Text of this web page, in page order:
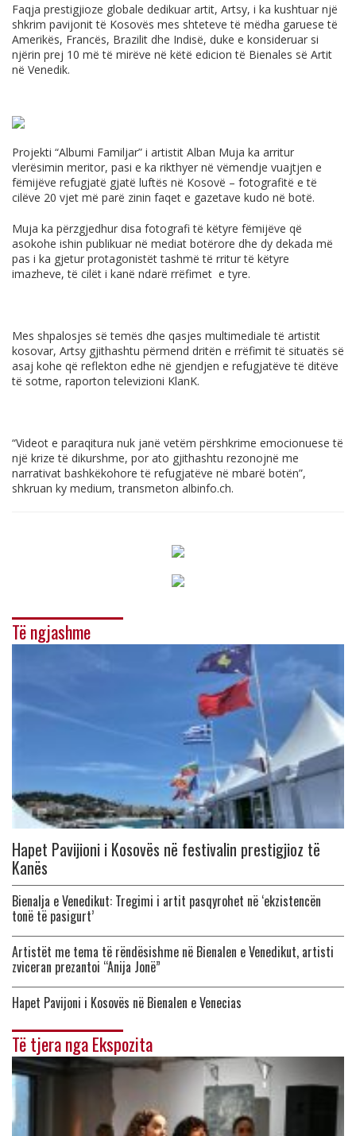
Faqja prestigjioze globale dedikuar artit, Artsy, i ka kushtuar një
shkrim pavijonit të Kosovës mes shteteve të mëdha garuese të
Amerikës, Francës, Brazilit dhe Indisë, duke e konsideruar si
njërin prej 10 më të mirëve në këtë edicion të Bienales së Artit
në Venedik.
Projekti “Albumi Familjar” i artistit Alban Muja ka arritur
vlerësimin meritor, pasi e ka rikthyer në vëmendje vuajtjen e
fëmijëve refugjatë gjatë luftës në Kosovë – fotografitë e të
cilëve 20 vjet më parë zinin faqet e gazetave kudo në botë.
Muja ka përzgjedhur disa fotografi të këtyre fëmijëve që
asokohe ishin publikuar në mediat botërore dhe dy dekada më
pas i ka gjetur protagonistët tashmë të rritur të këtyre
imazheve, të cilët i kanë ndarë rrëfimet e tyre.
Mes shpalosjes së temës dhe qasjes multimediale të artistit
kosovar, Artsy gjithashtu përmend dritën e rrëfimit të situatës së
asaj kohe që reflekton edhe në gjendjen e refugjatëve të ditëve
të sotme, raporton televizioni KlanK.
“Videot e paraqitura nuk janë vetëm përshkrime emocionuese të
një krize të dikurshme, por ato gjithashtu rezonojnë me
narrativat bashkëkohore të refugjatëve në mbarë botën”,
shkruan ky medium, transmeton albinfo.ch.
Të ngjashme
Hapet Pavijioni i Kosovës në festivalin prestigjioz të
Kanës
Bienalja e Venedikut: Tregimi i artit pasqyrohet në ‘ekzistencën
tonë të pasigurt’
Artistët me tema të rëndësishme në Bienalen e Venedikut, artisti
zviceran prezantoi “Anija Jonë”
Hapet Pavijoni i Kosovës në Bienalen e Venecias
Të tjera nga Ekspozita